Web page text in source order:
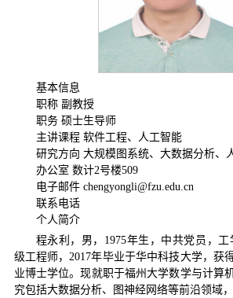
基本信息
职称 副教授
职务 硕士生导师
主讲课程 软件工程、人工智能
研究方向 大规模图系统、大数据分析、
办公室 数计2号楼509
电子邮件 chengyongli@fzu.edu.cn
联系电话
个人简介
程永利，男，1975年生，中共党员，
级工程师，2017年毕业于华中科技大学，获
业博士学位。现就职于福州大学数学与计算
究包括大数据分析、图神经网络等前沿领域